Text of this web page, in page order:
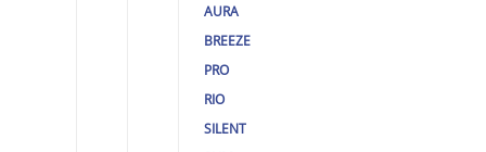
AURA
BREEZE
PRO
RIO
SILENT